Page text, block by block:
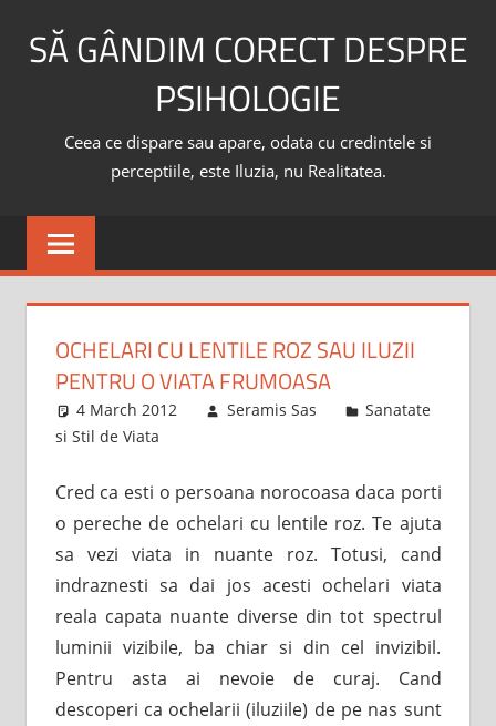
SĂ GÂNDIM CORECT DESPRE
PSIHOLOGIE
Ceea ce dispare sau apare, odata cu credintele si
perceptiile, este Iluzia, nu Realitatea.
OCHELARI CU LENTILE ROZ SAU ILUZII
PENTRU O VIATA FRUMOASA
4 March 2012 Seramis Sas
Sanatate
si Stil de Viata
Cred ca esti o persoana norocoasa daca porti
o pereche de ochelari cu lentile roz. Te ajuta
sa vezi viata in nuante roz. Totusi, cand
indraznesti sa dai jos acesti ochelari viata
reala capata nuante diverse din tot spectrul
luminii vizibile, ba chiar si din cel invizibil.
Pentru asta ai nevoie de curaj. Cand
descoperi ca ochelarii (iluziile) de pe nas sunt